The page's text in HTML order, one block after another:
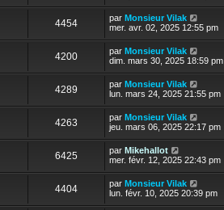
4454 par Monsieur Vilak
mer. avr. 02, 2025 12:55 pm
4200 par Monsieur Vilak
dim. mars 30, 2025 18:59 pm
4289 par Monsieur Vilak
lun. mars 24, 2025 21:55 pm
4263 par Monsieur Vilak
jeu. mars 06, 2025 22:17 pm
6425 par Mikehallot
mer. févr. 12, 2025 22:43 pm
4404 par Monsieur Vilak
lun. févr. 10, 2025 20:39 pm